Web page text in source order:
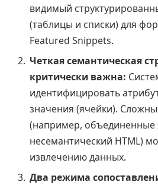
видимый
(таблицы и списки) для
Featured Snippets.
Четкая семантическая
критически важна:
идентифицировать
значения (ячейки).
(например, объединенные
несемантический HTML)
извлечению данных.
Два режима